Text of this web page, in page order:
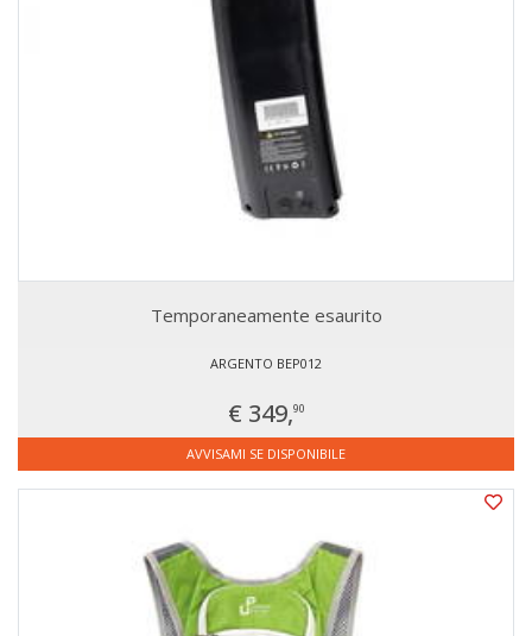
Temporaneamente esaurito
ARGENTO BEP012
€ 349,90
AVVISAMI SE DISPONIBILE